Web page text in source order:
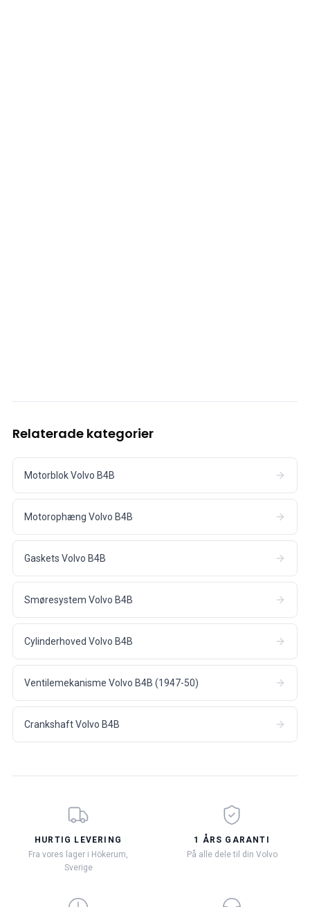
Relaterade kategorier
Motorblok Volvo B4B
Motorophæng Volvo B4B
Gaskets Volvo B4B
Smøresystem Volvo B4B
Cylinderhoved Volvo B4B
Ventilemekanisme Volvo B4B (1947-50)
Crankshaft Volvo B4B
HURTIG LEVERING
Fra vores lager i Hökerum,
Sverige
1 ÅRS GARANTI
På alle dele til din Volvo